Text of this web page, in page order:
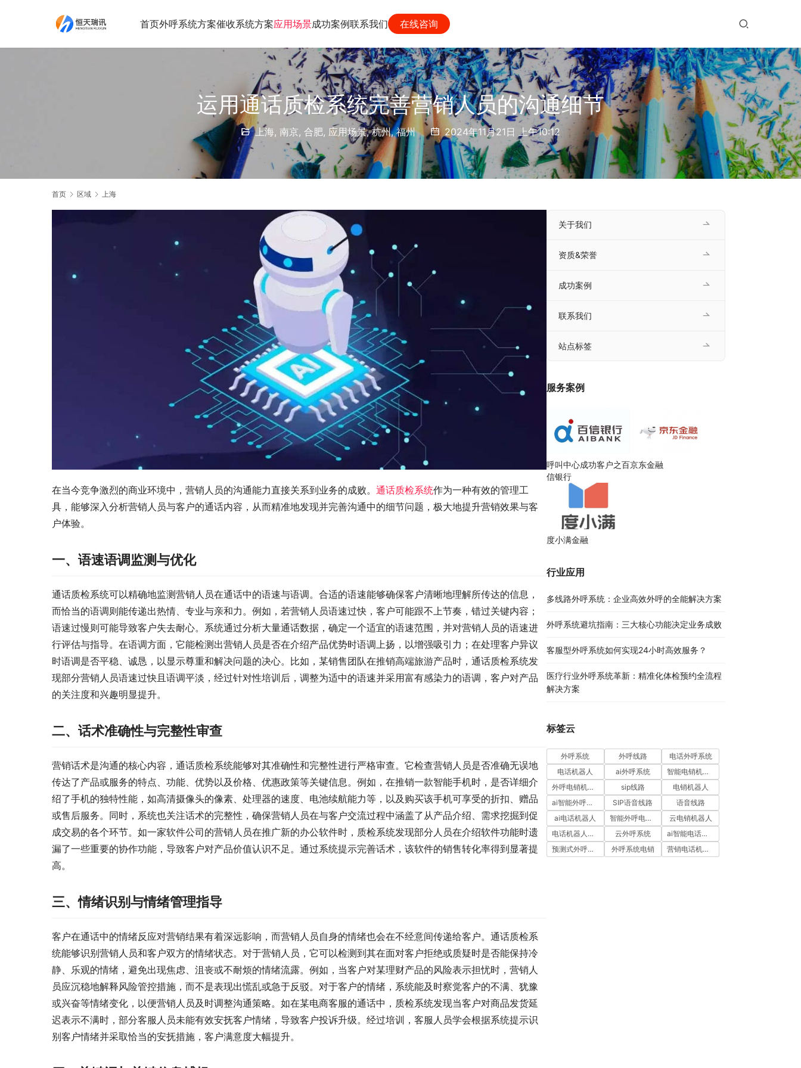
首页外呼系统方案催收系统方案应用场景成功案例联系我们 在线咨询
运用通话质检系统完善营销人员的沟通细节
上海, 南京, 合肥, 应用场景,杭州,福州 2024年11月21日 上午10:12
首页 区域 上海
在当今竞争激烈的商业环境中，营销人员的沟通能力直接关系到业务的成败。 通话质检系统作为一种有效的管理工
具，能够深入分析营销人员与客户的通话内容，从而精准地发现并完善沟通中的细节问题，极大地提升营销效果与客
户体验。
一、语速语调监测与优化
通话质检系统可以精确地监测营销人员在通话中的语速与语调。合适的语速能够确保客户清晰地理解所传达的信息，
而恰当的语调则能传递出热情、专业与亲和力。例如，若营销人员语速过快，客户可能跟不上节奏，错过关键内容；
语速过慢则可能导致客户失去耐心。系统通过分析大量通话数据，确定一个适宜的语速范围，并对营销人员的语速进
行评估与指导。在语调方面，它能检测出营销人员是否在介绍产品优势时语调上扬，以增强吸引力；在处理客户异议
时语调是否平稳、诚恳，以显示尊重和解决问题的决心。比如，某销售团队在推销高端旅游产品时，通话质检系统发
现部分营销人员语速过快且语调平淡，经过针对性培训后，调整为适中的语速并采用富有感染力的语调，客户对产品
的关注度和兴趣明显提升。
二、话术准确性与完整性审查
营销话术是沟通的核心内容，通话质检系统能够对其准确性和完整性进行严格审查。它检查营销人员是否准确无误地
传达了产品或服务的特点、功能、优势以及价格、优惠政策等关键信息。例如，在推销一款智能手机时，是否详细介
绍了手机的独特性能，如高清摄像头的像素、处理器的速度、电池续航能力等，以及购买该手机可享受的折扣、赠品
或售后服务。同时，系统也关注话术的完整性，确保营销人员在与客户交流过程中涵盖了从产品介绍、需求挖掘到促
成交易的各个环节。如一家软件公司的营销人员在推广新的办公软件时，质检系统发现部分人员在介绍软件功能时遗
漏了一些重要的协作功能，导致客户对产品价值认识不足。通过系统提示完善话术，该软件的销售转化率得到显著提
高。
三、情绪识别与情绪管理指导
客户在通话中的情绪反应对营销结果有着深远影响，而营销人员自身的情绪也会在不经意间传递给客户。通话质检系
统能够识别营销人员和客户双方的情绪状态。对于营销人员，它可以检测到其在面对客户拒绝或质疑时是否能保持冷
静、乐观的情绪，避免出现焦虑、沮丧或不耐烦的情绪流露。例如，当客户对某理财产品的风险表示担忧时，营销人
员应沉稳地解释风险管控措施，而不是表现出慌乱或急于反驳。对于客户的情绪，系统能及时察觉客户的不满、犹豫
或兴奋等情绪变化，以便营销人员及时调整沟通策略。如在某电商客服的通话中，质检系统发现当客户对商品发货延
迟表示不满时，部分客服人员未能有效安抚客户情绪，导致客户投诉升级。经过培训，客服人员学会根据系统提示识
别客户情绪并采取恰当的安抚措施，客户满意度大幅提升。
关于我们
资质&荣誉
成功案例
联系我们
站点标签
服务案例
呼叫中心成功客户之百
信银行
京东金融
度小满金融
行业应用
多线路外呼系统：企业高效外呼的全能解决方案​
外呼系统避坑指南：三大核心功能决定业务成败​
客服型外呼系统如何实现24小时高效服务？
医疗行业外呼系统革新：精准化体检预约全流程
解决方案​
标签云
外呼系统 外呼线路
电话外呼系统
电话机器人
ai外呼系统
智能电销机器人
外呼电销机器人
sip线路
电销机器人
ai智能外呼系统
SIP语音线路
语音线路
ai电话机器人
智能外呼电销机器人
云电销机器人
电话机器人外呼
云外呼系统
ai智能电话机器人
预测式外呼系统
外呼系统电销 营销电话机器人